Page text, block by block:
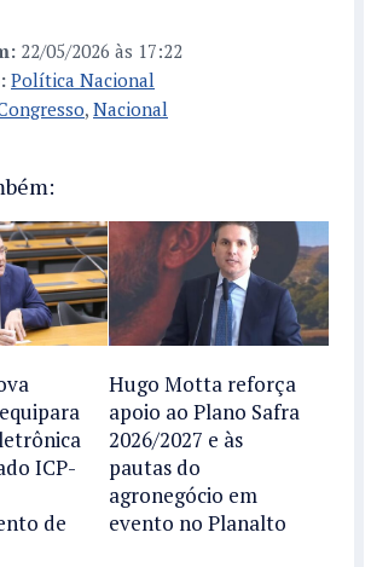
22/05/2026 às 17:22
Política Nacional
, Nacional
ICP-
de
Hugo Motta reforça
apoio ao Plano Safra
2026/2027 e às
pautas do
agronegócio em
evento no Planalto